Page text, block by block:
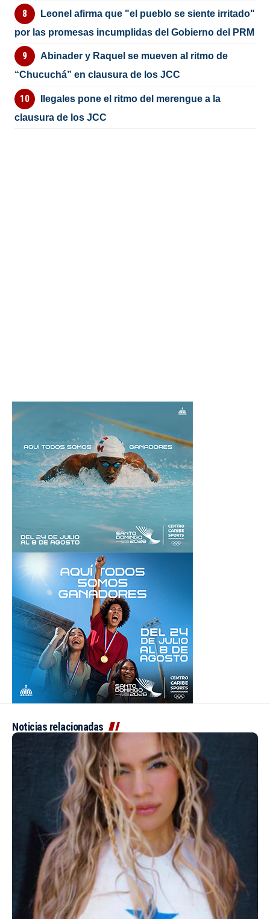
Leonel afirma que "el pueblo se siente irritado"
por las promesas incumplidas del Gobierno del PRM
Abinader y Raquel se mueven al ritmo de
“Chucuchá” en clausura de los JCC
Ilegales pone el ritmo del merengue a la
clausura de los JCC
Noticias relacionadas